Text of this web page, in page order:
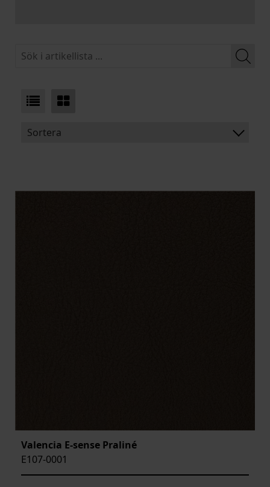
Sortera
Valencia E-sense Praliné
E107-0001